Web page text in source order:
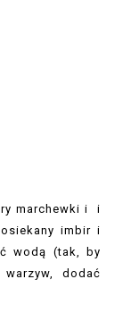
marchewki i i
imbir i
wodą (tak, by
dodać